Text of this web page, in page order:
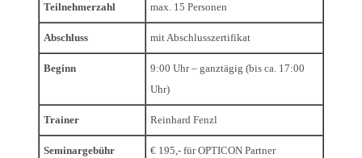
Teilnehmerzahl max. 15 Personen
Abschluss mit Abschlusszertifikat
Beginn
9:00 Uhr – ganztägig (bis ca. 17:00
Uhr)
Trainer Reinhard Fenzl
Seminargebühr
€ 195,- für OPTICON Partner